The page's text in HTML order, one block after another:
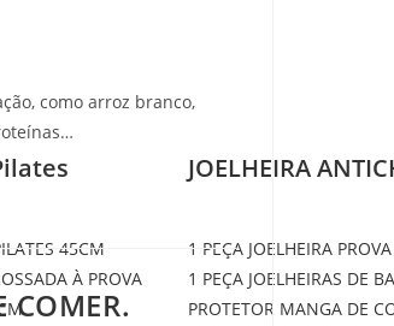
45CM
À PROVA
JOELHEIRA
1 PEÇA JOELHEIRA
1 PEÇA JOELHEIRAS DE
PROTETOR MANGA DE
como arroz branco,
COMER.